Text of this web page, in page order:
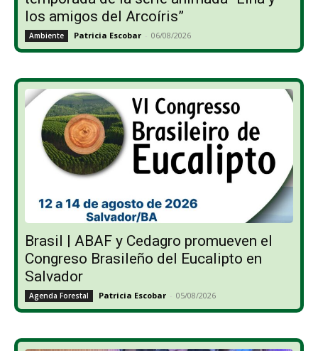
los amigos del Arcoíris”
Ambiente Patricia Escobar - 06/08/2026
Brasil | ABAF y Cedagro promueven el
Congreso Brasileño del Eucalipto en
Salvador
Agenda Forestal Patricia Escobar - 05/08/2026